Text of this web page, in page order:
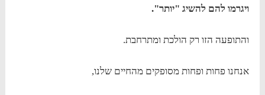
ויגרמו להם להשיג "יותר".
והתופעה הזו רק הולכת ומתרחבת.
אנחנו פחות ופחות מסופקים מהחיים שלנו,